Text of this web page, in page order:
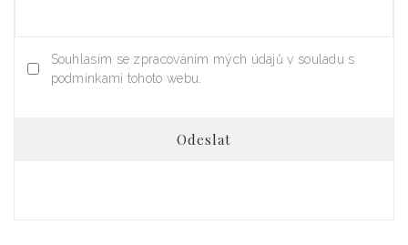
Souhlasím se zpracováním mých údajů v souladu s
podmínkami tohoto webu.
Odeslat